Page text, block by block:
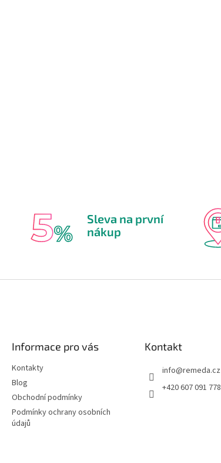
Sleva na první
nákup
Informace pro vás
Kontakty
Blog
Obchodní podmínky
Podmínky ochrany osobních
údajů
Kontakt
info@remeda.cz
+420 607 091 778